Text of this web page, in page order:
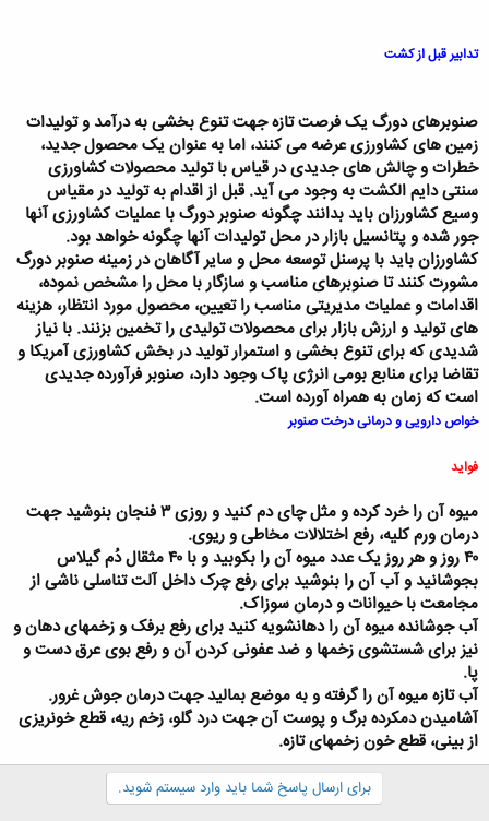
تدابیر قبل از کشت
صنوبرهای دورگ یک فرصت تازه جهت تنوع بخشی به درآمد و تولیدات
زمین های کشاورزی عرضه می کنند، اما به عنوان یک محصول جدید،
خطرات و چالش های جدیدی در قیاس با تولید محصولات کشاورزی
سنتی دایم الکشت به وجود می آید. قبل از اقدام به تولید در مقیاس
وسیع کشاورزان باید بدانند چگونه صنوبر دورگ با عملیات کشاورزی آنها
جور شده و پتانسیل بازار در محل تولیدات آنها چگونه خواهد بود.
کشاورزان باید با پرسنل توسعه محل و سایر آگاهان در زمینه صنوبر دورگ
مشورت کنند تا صنوبرهای مناسب و سازگار با محل را مشخص نموده،
اقدامات و عملیات مدیریتی مناسب را تعیین، محصول مورد انتظار، هزینه
های تولید و ارزش بازار برای محصولات تولیدی را تخمین بزنند. با نیاز
شدیدی که برای تنوع بخشی و استمرار تولید در بخش کشاورزی آمریکا و
تقاضا برای منابع بومی انرژی پاک وجود دارد، صنوبر فرآورده جدیدی
است که زمان به همراه آورده است.
خواص دارویی و درمانی درخت صنوبر
فواید
میوه آن را خرد کرده و مثل چاى دم کنید و روزى ۳ فنجان بنوشید جهت
درمان ورم کلیه، رفع اختلالات مخاطى و ریوى.
۴۰ روز و هر روز یک عدد میوه آن را بکوبید و با ۴۰ مثقال دُم گیلاس
بجوشانید و آب آن را بنوشید براى رفع چرک داخل آلت تناسلى ناشى از
مجامعت با حیوانات و درمان سوزاک.
آب جوشانده میوه آن را دهان‏شویه کنید براى رفع برفک و زخم‏هاى دهان و
نیز براى شستشوى زخم‏ها و ضد عفونى کردن آن و رفع بوى عرق دست و
پا.
آب تازه میوه آن را گرفته و به موضع بمالید جهت درمان جوش غرور.
آشامیدن دم‏کرده برگ و پوست آن جهت درد گلو، زخم ریه، قطع خونریزى
از بینى، قطع خون زخم‏هاى تازه.
برای ارسال پاسخ شما باید وارد سیستم شوید.